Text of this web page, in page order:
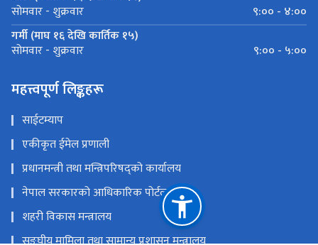
सोमवार - शुक्रवार
९:०० - ४:००
गर्मी (माघ १६ देखि कार्तिक १५)
सोमवार - शुक्रवार ९:०० - ५:००
महत्त्वपूर्ण लिङ्कहरू
साईटम्याप
एकीकृत ईमेल प्रणाली
प्रधानमन्त्री तथा मन्त्रिपरिषद्को कार्यालय
नेपाल सरकारको आधिकारिक पोर्टल
शहरी विकास मन्त्रालय
सङ्‍घीय मामिला तथा सामान्य प्रशासन मन्त्रालय